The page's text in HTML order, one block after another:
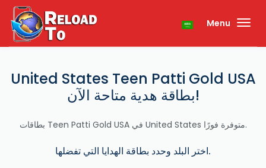
Menu
United States Teen Patti Gold USA
بطاقة هدية متاحة الآن!
بطاقات Teen Patti Gold USA في United States متوفرة فورًا.
اختر البلد وحدد بطاقة الهدايا التي تفضلها.